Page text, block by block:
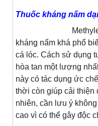
Thuốc kháng nấm
Methylene
kháng nấm khá phổ
cá lóc. Cách sử dụng
hòa tan một lượng
này có tác dụng ức
thời còn giúp cải thiện
nhiên, cần lưu ý
cao vì có thể gây độc